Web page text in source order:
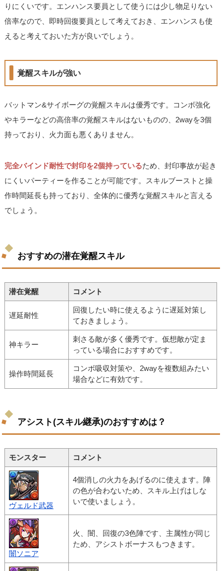
りにくいです。エンハンス要員として使うには少し物足りない
倍率なので、即時回復要員として考えておき、エンハンスも使
えると考えておいた方が良いでしょう。
覚醒スキルが強い
バットマン&サイボーグの覚醒スキルは優秀です。コンボ強化
やキラーなどの高倍率の覚醒スキルはないものの、2wayを3個
持っており、火力面も悪くありません。
完全バインド耐性で封印を2個持っているため、封印事故が起き
にくいパーティーを作ることが可能です。スキルブーストと操
作時間延長も持っており、全体的に優秀な覚醒スキルと言える
でしょう。
おすすめの潜在覚醒スキル
潜在覚醒 コメント
遅延耐性
回復したい時に使えるように遅延対策し
ておきましょう。
神キラー
刺さる敵が多く優秀です。仮想敵が定ま
っている場合におすすめです。
操作時間延長
コンボ吸収対策や、2wayを複数組みたい
場合などに有効です。
アシスト(スキル継承)のおすすめは？
モンスター コメント
ヴェルド武器
4個消しの火力をあげるのに使えます。陣
の色が合わないため、スキル上げはしな
いで使いましょう。
闇ソニア
火、闇、回復の3色陣です、主属性が同じ
ため、アシストボーナスもつきます。